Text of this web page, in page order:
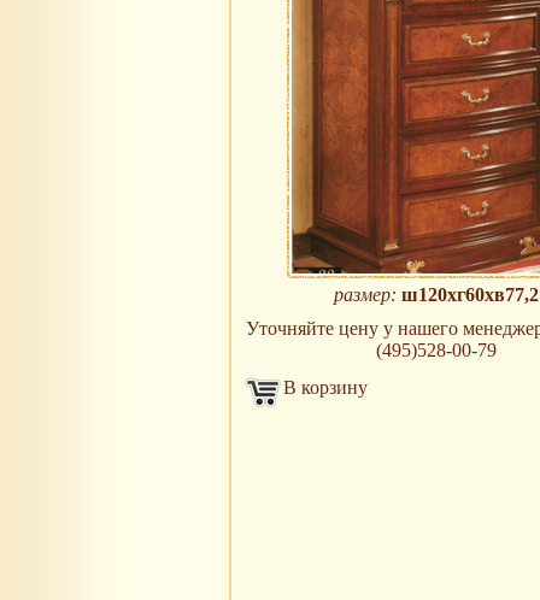
размер: ш120xг60xв77,2
Уточняйте цену у нашего
(495)528-00-79
В корзину